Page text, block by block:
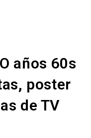
años 60s
poster
de TV